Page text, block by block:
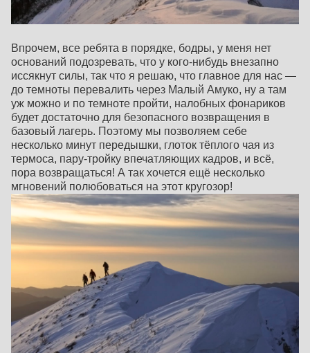
Впрочем, все ребята в порядке, бодры, у меня нет
оснований подозревать, что у кого-нибудь внезапно
иссякнут силы, так что я решаю, что главное для нас —
до темноты перевалить через Малый Амуко, ну а там
уж можно и по темноте пройти, налобных фонариков
будет достаточно для безопасного возвращения в
базовый лагерь. Поэтому мы позволяем себе
несколько минут передышки, глоток тёплого чая из
термоса, пару-тройку впечатляющих кадров, и всё,
пора возвращаться! А так хочется ещё несколько
мгновений полюбоваться на этот кругозор!